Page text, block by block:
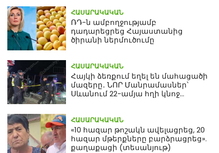
ՀԱՍԱՐԱԿԱԿԱՆ
ՌԴ-ն ամբողջությամբ
դադարեցրեց Հայաստանից
ծիրանի ներմուծումը
ՀԱՍԱՐԱԿԱԿԱՆ
Հայկի ձեռքում եղել են մահացածի
մազերը․ ՆՈՐ Մանրամասներ՝
Սևանում 22-ամյա հղի կնոջ
ՀԱՍԱՐԱԿԱԿԱՆ
«10 հազար թոշակն ավելացրեց, 20
հազար մթերքները բարձրացրեց».
քաղաքացի (տեսանյութ)